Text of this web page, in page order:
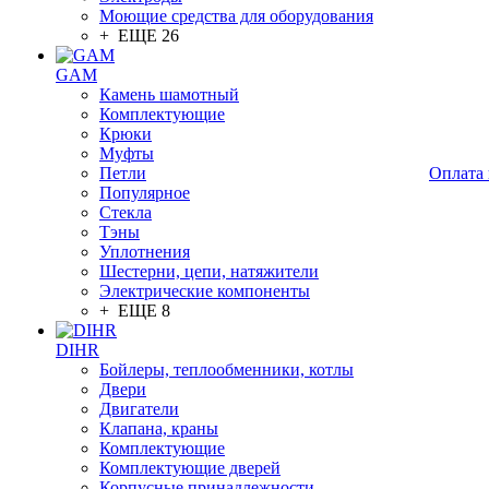
Моющие средства для оборудования
+ ЕЩЕ 26
GAM
Камень шамотный
Комплектующие
Крюки
Муфты
Петли
Популярное
Стекла
Тэны
Уплотнения
Шестерни, цепи, натяжители
Электрические компоненты
+ ЕЩЕ 8
DIHR
Бойлеры, теплообменники, котлы
Двери
Двигатели
Клапана, краны
Комплектующие
Комплектующие дверей
Оплата